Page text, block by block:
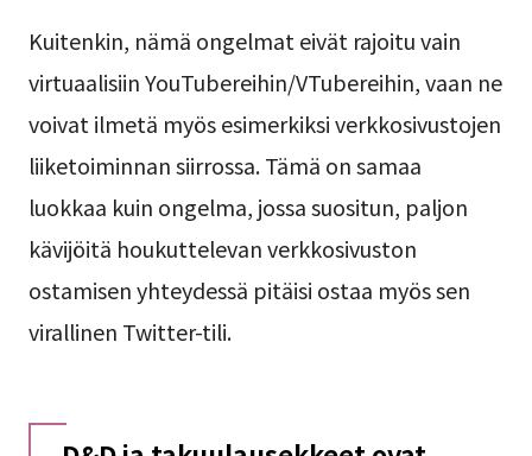
Kuitenkin, nämä ongelmat eivät rajoitu vain
virtuaalisiin YouTubereihin/VTubereihin, vaan ne
voivat ilmetä myös esimerkiksi verkkosivustojen
liiketoiminnan siirrossa. Tämä on samaa
luokkaa kuin ongelma, jossa suositun, paljon
kävijöitä houkuttelevan verkkosivuston
ostamisen yhteydessä pitäisi ostaa myös sen
virallinen Twitter-tili.